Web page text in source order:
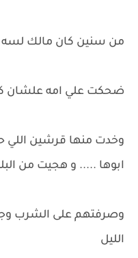
من سنين كان مالك
ضحكت علي امه علشان
وخدت منها قرشين اللي
ابوها ..... و هجيت من
وصرفتهم على الشرب
الليل